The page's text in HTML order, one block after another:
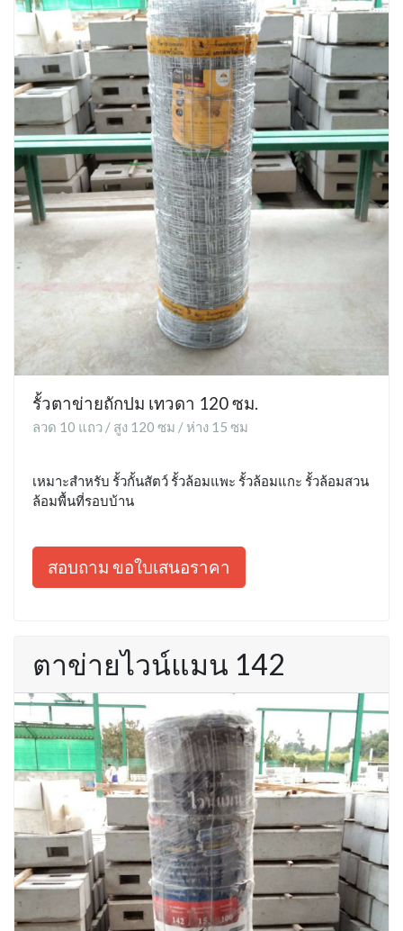
รั้วตาข่ายถักปม เทวดา 120 ซม.
ลวด 10 แถว / สูง 120 ซม / ห่าง 15 ซม
เหมาะสำหรับ รั้วกั้นสัตว์ รั้วล้อมแพะ รั้วล้อมแกะ รั้วล้อมสวน
ล้อมพื้นที่รอบบ้าน
สอบถาม ขอใบเสนอราคา
ตาข่ายไวน์แมน 142